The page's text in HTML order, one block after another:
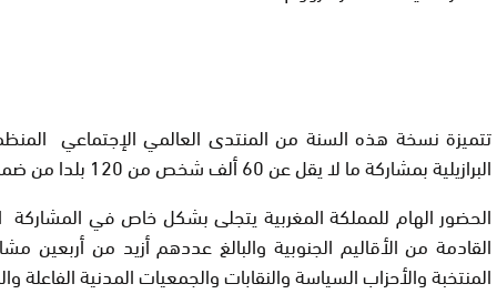
تتميزة نسخة هذه السنة من المنتدى العالمي الإجتماعي
البرازيلية بمشاركة ما لا يقل عن 60 ألف شخص من 120 بلدا من ضمنها المغرب.
الحضور الهام للمملكة المغربية يتجلى بشكل خاص في المشاركة
القادمة من الأقاليم الجنوبية والبالغ عددهم أزيد من أربعين
المنتخبة والأحزاب السياسة والنقابات والجمعيات المدنية الفاعلة